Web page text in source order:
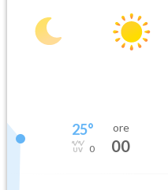
25°
0
ore
00